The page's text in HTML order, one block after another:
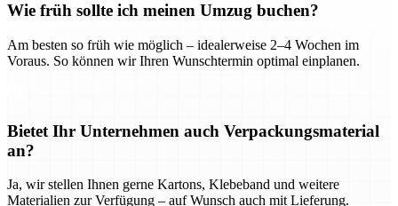
Wie früh sollte ich meinen Umzug buchen?
Am besten so früh wie möglich – idealerweise 2–4 Wochen im
Voraus. So können wir Ihren Wunschtermin optimal einplanen.
Bietet Ihr Unternehmen auch Verpackungsmaterial
an?
Ja, wir stellen Ihnen gerne Kartons, Klebeband und weitere
Materialien zur Verfügung – auf Wunsch auch mit Lieferung.